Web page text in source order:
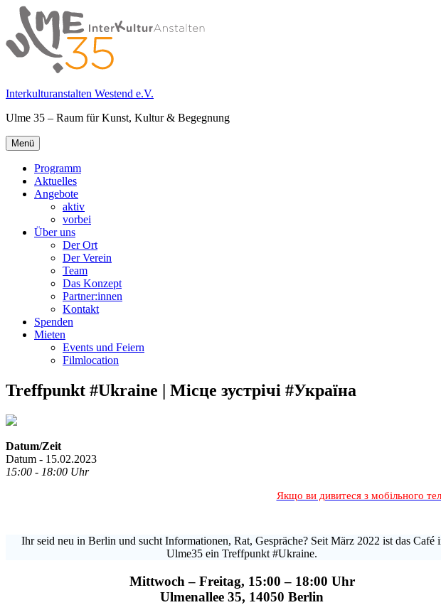
Springe
zum
Inhalt
Interkulturanstalten Westend e.V.
Ulme 35 – Raum für Kunst, Kultur & Begegnung
Primäres
Menü
Menü
Programm
Aktuelles
Angebote
aktiv
vorbei
Über uns
Der Ort
Der Verein
Team
Das Konzept
Partner:innen
Kontakt
Spenden
Mieten
Events und Feiern
Filmlocation
Treffpunkt #Ukraine | Місце зустрічі #Україна
Datum/Zeit
Datum - 15.02.2023
15:00 - 18:00 Uhr
Якщо ви дивитеся з мобільного
Ihr seid neu in Berlin und sucht Informationen, Rat, Gespräche? Seit März 2022 ist das Café
Ulme35 ein Treffpunkt #Ukraine.
Mittwoch – Freitag, 15:00 – 18:00 Uhr
Ulmenallee 35, 14050 Berlin